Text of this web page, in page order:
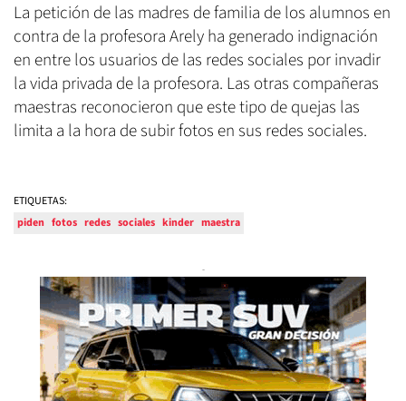
La petición de las madres de familia de los alumnos en
contra de la profesora Arely ha generado indignación
en entre los usuarios de las redes sociales por invadir
la vida privada de la profesora. Las otras compañeras
maestras reconocieron que este tipo de quejas las
limita a la hora de subir fotos en sus redes sociales.
ETIQUETAS:
piden fotos redes sociales kinder maestra